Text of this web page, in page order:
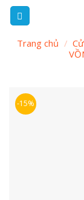
Skip
Trang chủ /
-15%